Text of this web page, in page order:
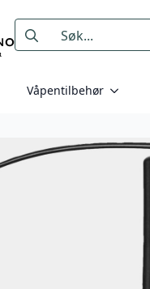
Search
for:
Våpentilbehør